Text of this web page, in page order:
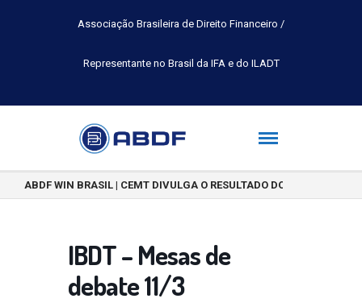
Associação Brasileira de Direito Financeiro /
Representante no Brasil da IFA e do ILADT
ABDF WIN BRASIL | CEMT DIVULGA O RESULTADO DO CONCURSO
IBDT – Mesas de
debate 11/3